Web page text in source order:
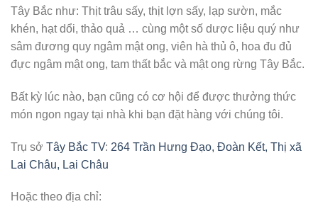
Tây Bắc như: Thịt trâu sấy, thịt lợn sấy, lạp sườn, mắc
khén, hạt dổi, thảo quả … cùng một số dược liệu quý như
sâm đương quy ngâm mật ong, viên hà thủ ô, hoa đu đủ
đực ngâm mật ong, tam thất bắc và mật ong rừng Tây Bắc.
Bất kỳ lúc nào, bạn cũng có cơ hội để được thưởng thức
món ngon ngay tại nhà khi bạn đặt hàng với chúng tôi.
Trụ sở Tây Bắc TV: 264 Trần Hưng Đạo, Đoàn Kết, Thị xã
Lai Châu, Lai Châu
Hoặc theo địa chỉ: